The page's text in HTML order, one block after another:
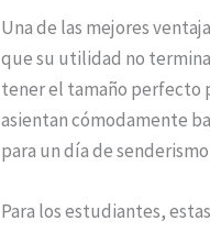
Una de las mejores
que su utilidad no
tener el tamaño perfecto
asientan cómodamente
para un día de
Para los estudiantes,